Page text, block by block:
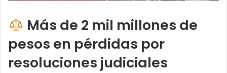
Más de 2 mil millones de
pesos en pérdidas por
resoluciones judiciales